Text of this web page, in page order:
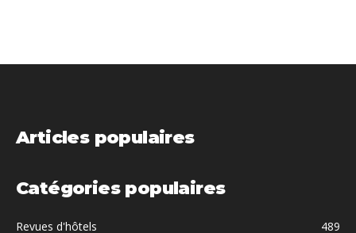
Articles populaires
Catégories populaires
Revues d'hôtels 489